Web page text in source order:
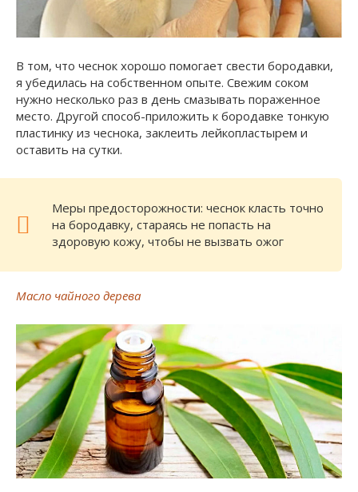
В том, что чеснок хорошо помогает свести бородавки,
я убедилась на собственном опыте. Свежим соком
нужно несколько раз в день смазывать пораженное
место. Другой способ-приложить к бородавке тонкую
пластинку из чеснока, заклеить лейкопластырем и
оставить на сутки.
Меры предосторожности: чеснок класть точно
на бородавку, стараясь не попасть на
здоровую кожу, чтобы не вызвать ожог
Масло чайного дерева